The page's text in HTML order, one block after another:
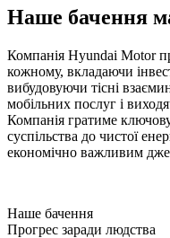
Наше бачення
Компанія Hyundai Motor
кожному, вкладаючи
вибудовуючи тісні
мобільних послуг і
Компанія гратиме
суспільства до чистої
економічно важливим
Наше бачення
Прогрес заради людства